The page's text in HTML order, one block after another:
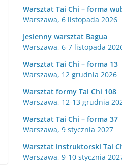
Warsztat Tai Chi – forma
Warszawa, 6 listopada 2026
Jesienny warsztat Bagua
Warszawa, 6-7 listopada
Warsztat Tai Chi – forma 13
Warszawa, 12 grudnia 2026
Warsztat formy Tai Chi 108
Warszawa, 12-13 grudnia
Warsztat Tai Chi – forma 37
Warszawa, 9 stycznia 2027
Warsztat instruktorski Tai
Warszawa, 9-10 stycznia